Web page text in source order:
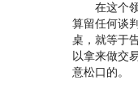
在这个领
算留任何谈
桌，就等于
以拿来做交
意松口的。